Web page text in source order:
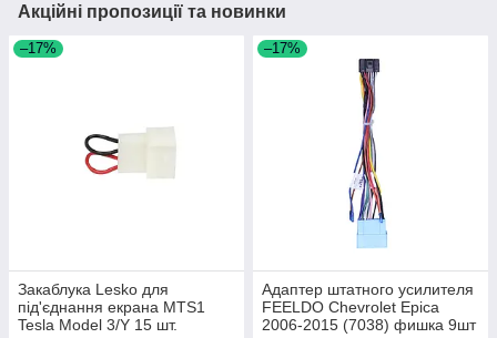
Акційні пропозиції та новинки
–17%
Закаблука Lesko для
під'єднання екрана MTS1
Tesla Model 3/Y 15 шт.
–17%
Адаптер штатного усилителя
FEELDO Chevrolet Epica
2006-2015 (7038) фишка 9шт